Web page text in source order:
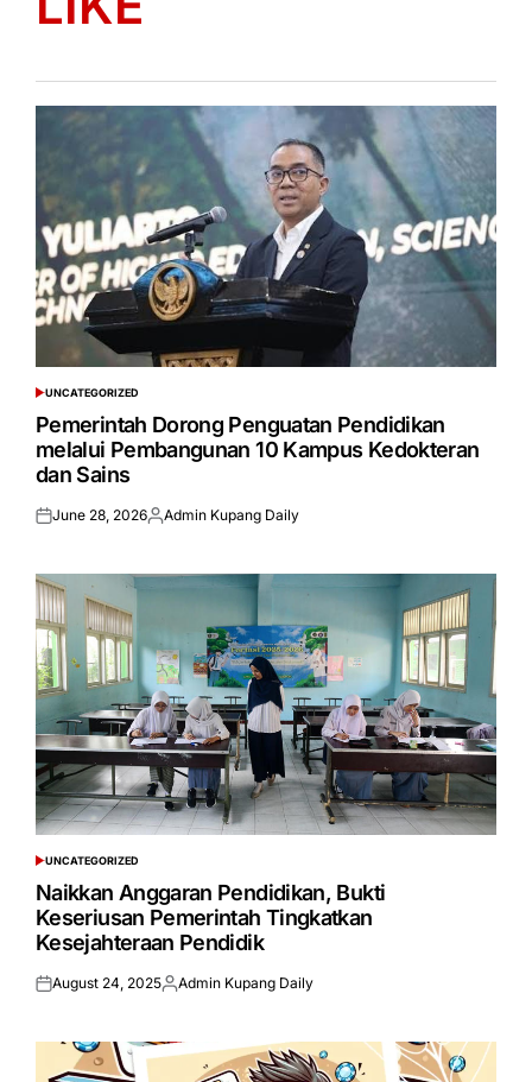
POSTED
IN
UNCATEGORIZED
Pemerintah Dorong Penguatan Pendidikan
melalui Pembangunan 10 Kampus Kedokteran
dan Sains
Posted
June 28, 2026Posted
Admin Kupang Daily
POSTED
IN
UNCATEGORIZED
Naikkan Anggaran Pendidikan, Bukti
Keseriusan Pemerintah Tingkatkan
Kesejahteraan Pendidik
Posted
August 24, 2025Posted
Admin Kupang Daily